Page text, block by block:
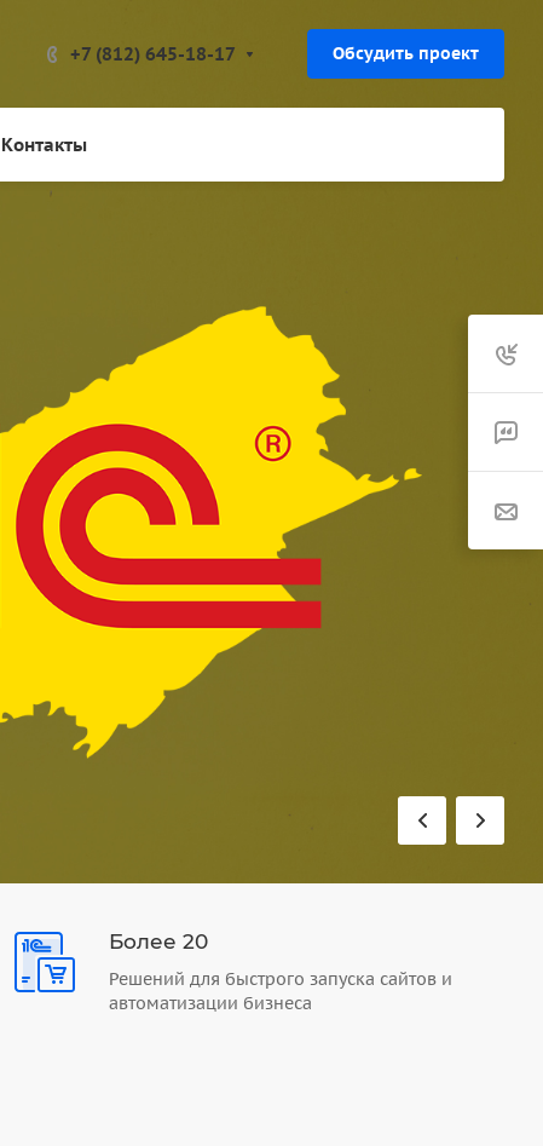
+7 (812) 645-18-17 Обсудить проект
Контакты
Более 20
Решений для быстрого запуска сайтов и
автоматизации бизнеса